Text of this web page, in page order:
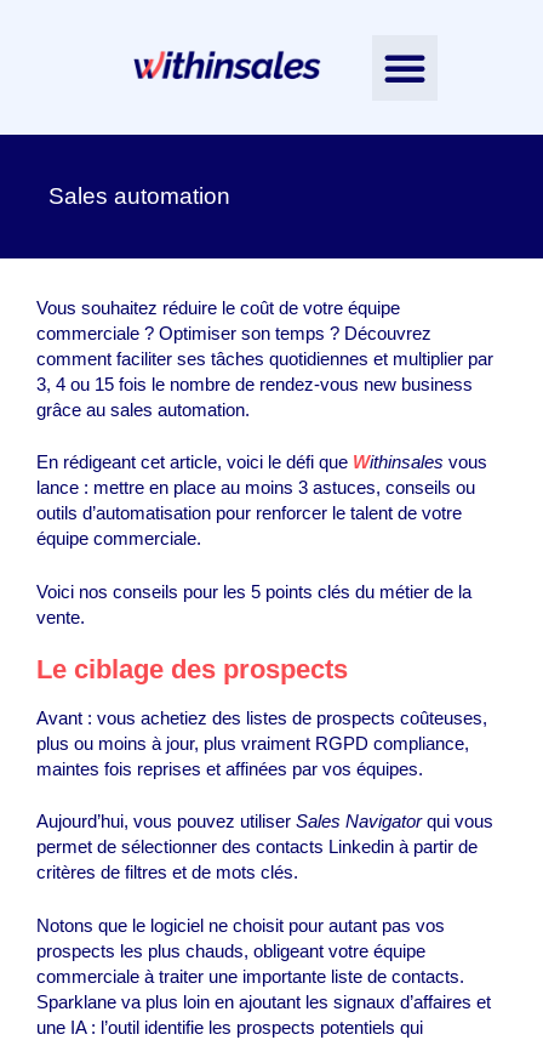
Sales automation
Vous souhaitez réduire le coût de votre équipe
commerciale ? Optimiser son temps ? Découvrez
comment faciliter ses tâches quotidiennes et multiplier par
3, 4 ou 15 fois le nombre de rendez-vous new business
grâce au sales automation.
En rédigeant cet article, voici le défi que Withinsales vous
lance : mettre en place au moins 3 astuces, conseils ou
outils d’automatisation pour renforcer le talent de votre
équipe commerciale.
Voici nos conseils pour les 5 points clés du métier de la
vente.
Le ciblage des prospects
Avant : vous achetiez des listes de prospects coûteuses,
plus ou moins à jour, plus vraiment RGPD compliance,
maintes fois reprises et affinées par vos équipes.
Aujourd’hui, vous pouvez utiliser Sales Navigatorqui vous
permet de sélectionner des contacts Linkedin à partir de
critères de filtres et de mots clés.
Notons que le logiciel ne choisit pour autant pas vos
prospects les plus chauds, obligeant votre équipe
commerciale à traiter une importante liste de contacts.
Sparklane va plus loin en ajoutant les signaux d’affaires et
une IA : l’outil identifie les prospects potentiels qui